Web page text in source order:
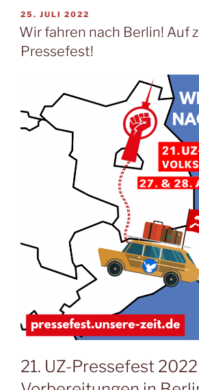
25. JULI 2022
Wir fahren nach Berlin! Auf
Pressefest!
21. UZ-Pressefest